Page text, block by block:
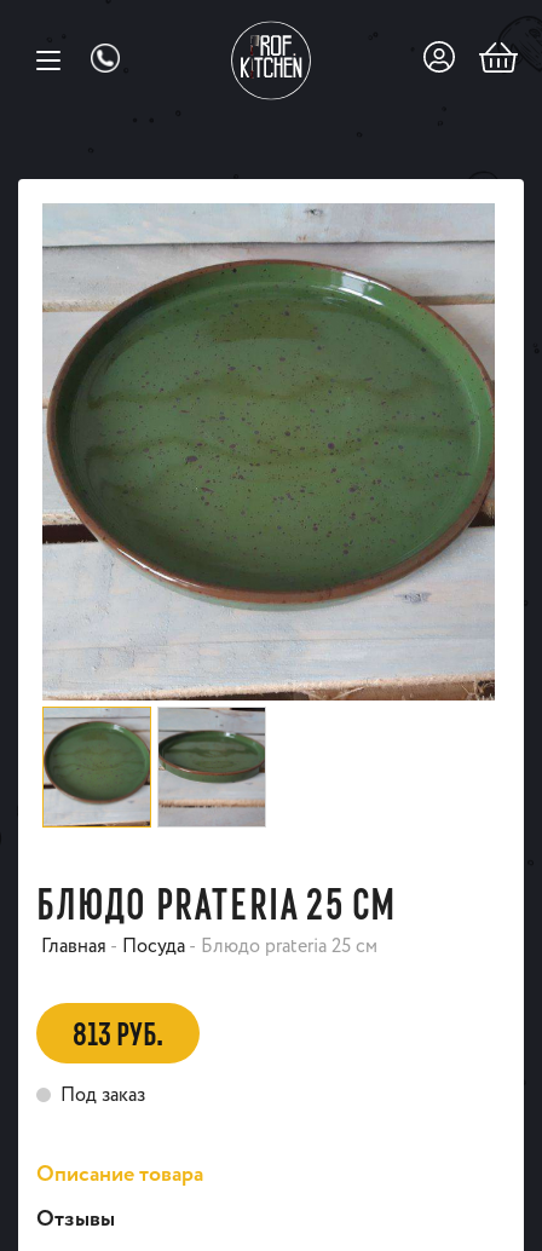
БЛЮДО PRATERIA 25 СМ
Главная - Посуда- Блюдо prateria 25 см
813 РУБ.
Под заказ
Описание товара
Отзывы